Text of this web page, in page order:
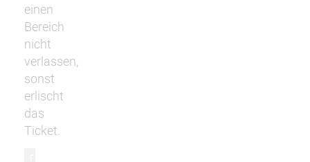
einen
Bereich
nicht
verlassen,
sonst
erlischt
das
Ticket.